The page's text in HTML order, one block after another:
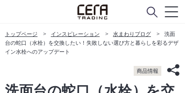
トップページ インスピレーション 水まわりブログ
洗面
台の蛇口（水栓）を交換したい！失敗しない選び方と暮らしを彩るデザ
イン水栓へのアップデート
商品情報